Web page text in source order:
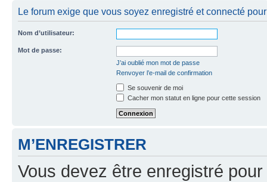
Le forum exige que vous soyez enregistré et connecté
Nom d’utilisateur:
Mot de passe:
J’ai oublié mon mot de passe
Renvoyer l’e-mail de confirmation
Se souvenir de moi
Cacher mon statut en ligne pour cette session
M’ENREGISTRER
Vous devez être enregistré